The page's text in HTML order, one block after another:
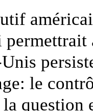
permettrait
le
la question